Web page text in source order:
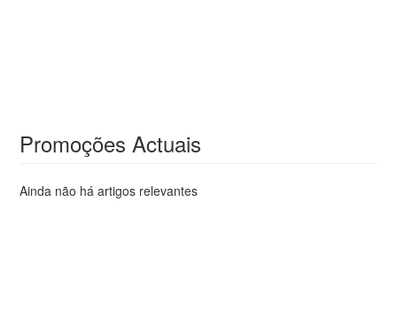
Promoções Actuais
Ainda não há artigos relevantes